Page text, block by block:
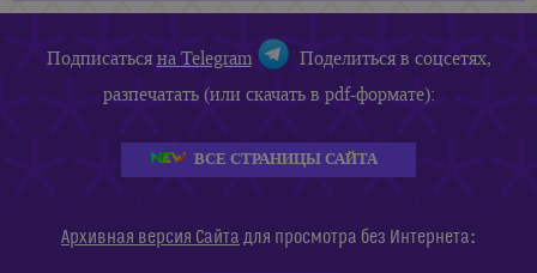
Подписатьсяна Telegram
Поделиться в соцсетях,
разпечатать (или скачать в pdf-формате):
ВСЕ СТРАНИЦЫ САЙТА
Архивная версия Сайта для просмотра без Интернета: